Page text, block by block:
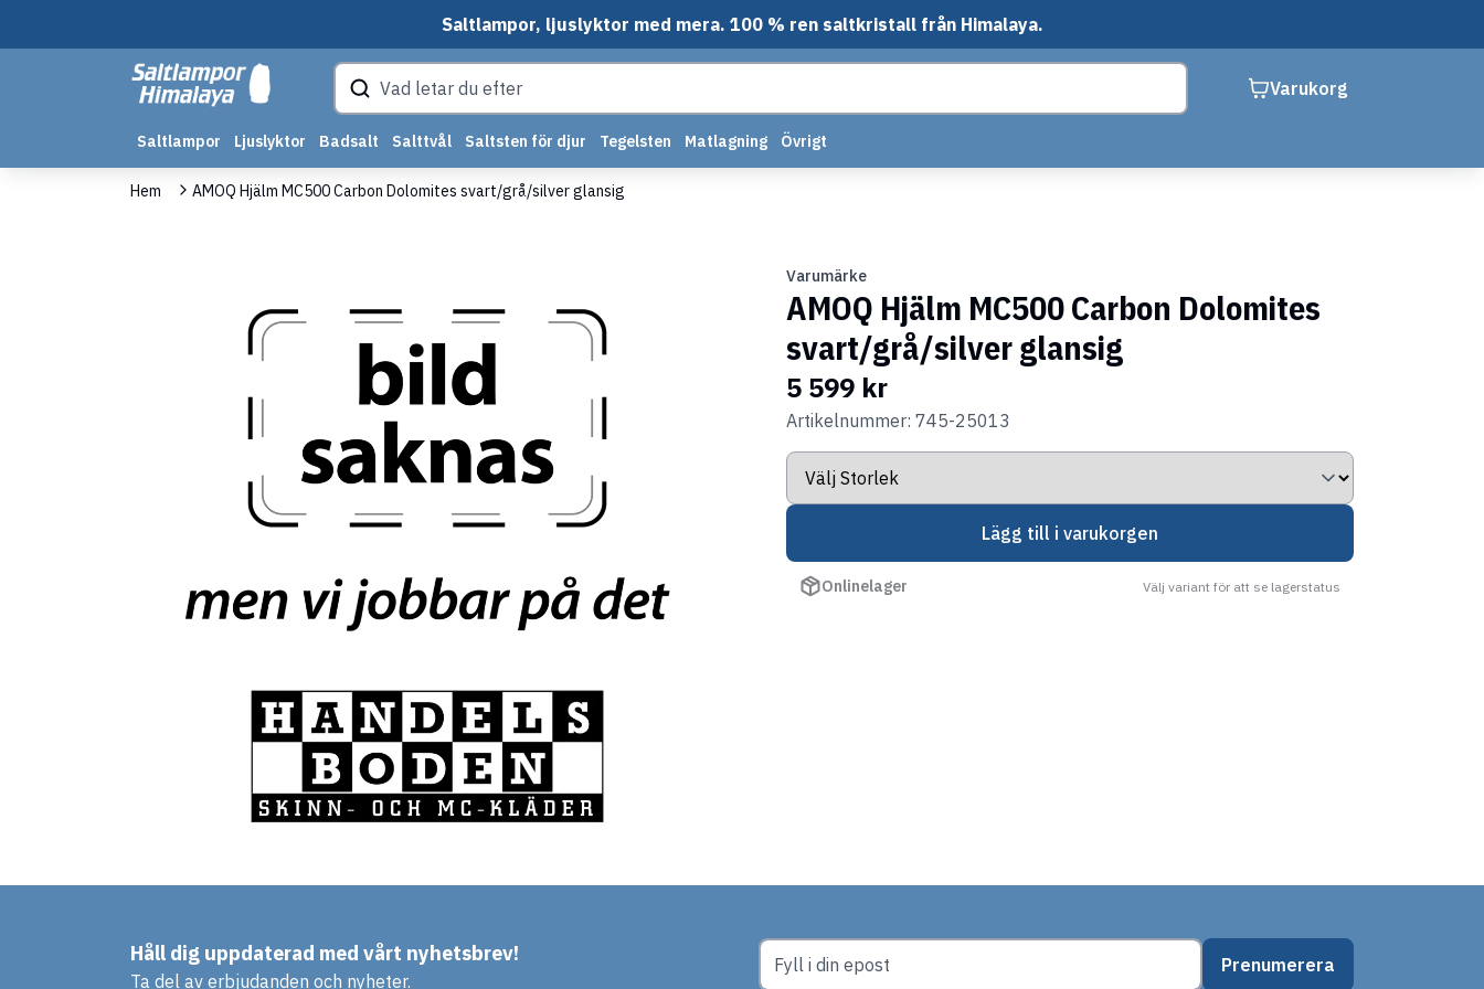
Saltlampor, ljuslyktor med mera. 100 % ren saltkristall från Himalaya.
Varukorg
Saltlampor Ljuslyktor Badsalt Salttvål Saltsten för djur Tegelsten Matlagning Övrigt
Hem AMOQ Hjälm MC500 Carbon Dolomites svart/grå/silver glansig
Varumärke
AMOQ Hjälm MC500 Carbon Dolomites
svart/grå/silver glansig
5 599 kr
Artikelnummer: 745-25013
Lägg till i varukorgen
Onlinelager Välj variant för att se lagerstatus
Håll dig uppdaterad med vårt nyhetsbrev!
Ta del av erbjudanden och nyheter.
Prenumerera